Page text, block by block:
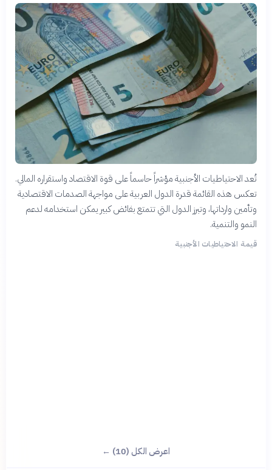
تُعد الاحتياطيات الأجنبية مؤشراً حاسماً على قوة الاقتصاد واستقراره المالي.
تعكس هذه القائمة قدرة الدول العربية على مواجهة الصدمات الاقتصادية
وتأمين وارداتها، وتبرز الدول التي تتمتع بفائض كبير يمكن استخدامه لدعم
النمو والتنمية.
قيمة الاحتياطيات الأجنبية
اعرض الكل (10) ←